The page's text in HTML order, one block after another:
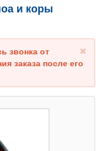
и коры
звонка от
заказа после его